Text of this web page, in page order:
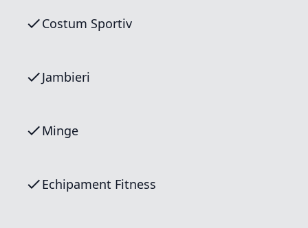
Costum Sportiv
Jambieri
Minge
Echipament Fitness